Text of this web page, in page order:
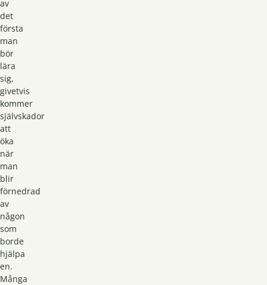
av
det
första
man
bör
lära
sig,
givetvis
kommer
självskador
att
öka
när
man
blir
förnedrad
av
någon
som
borde
hjälpa
en.
Många